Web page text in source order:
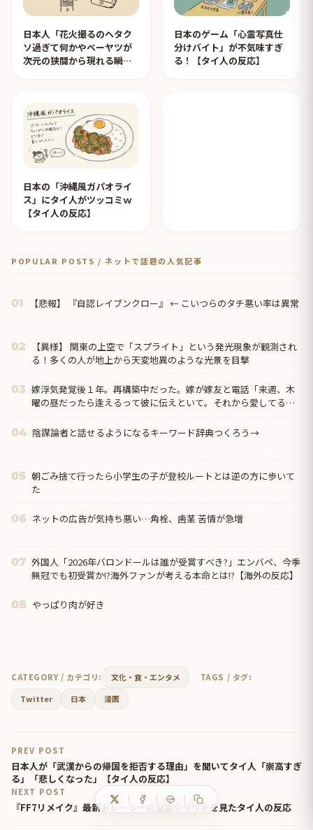
日本人「花火撮るのヘタク
ソ過ぎて何かやベーヤツが
次元の狭間から現れる瞬間
日本のゲーム「心霊写真仕
分けバイト」が不気味すぎ
る！【タイ人の反応】
日本の「沖縄風ガパオライ
ス」にタイ人がツッコミｗ
【タイ人の反応】
POPULAR POSTS / ネットで話題の人気記事
01 【悲報】 『自認レイブンクロー』 ← こいつらのタチ悪い率は異常
02
【異様】 関東の上空で「スプライト」という発光現象が観測され
る！多くの人が地上から天変地異のような光景を目撃
03 嫁浮気発覚後１年。再構築中だった。嫁が嫁友と電話「来週、木
曜の昼だったら逢えるって彼に伝えといて。それから愛してるっ
04 陰謀論者と話せるようになるキーワード辞典つくろう→
05 朝ごみ捨て行ったら小学生の子が登校ルートとは逆の方に歩いて
た
06 ネットの広告が気持ち悪い…角栓、歯茎 苦情が急増
07 外国人「2026年バロンドールは誰が受賞すべき?」エンバペ、今季
無冠でも初受賞か!?海外ファンが考える本命とは!?【海外の反応】
08 やっぱり肉が好き
CATEGORY / カテゴリ: 文化・食・エンタメ
TAGS / タグ:
Twitter
日本 漫画
PREV POST
日本人が「武漢からの帰国を拒否する理由」を聞いてタイ人「崇高すぎ
る」「悲しくなった」【タイ人の反応】
NEXT POST
『FF7リメイク』最新トレーラーの女装クラウドを見たタイ人の反応